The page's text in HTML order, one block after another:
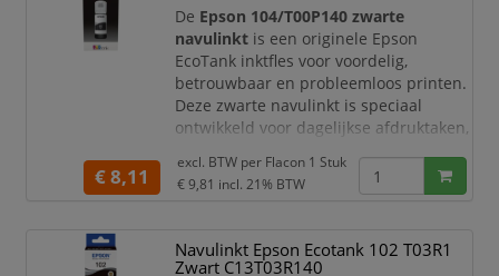
Met de originele Brother LC-3217BK i
De Epson 104/T00P140 zwarte
navulinkt is een originele Epson
EcoTank inktfles voor voordelig,
betrouwbaar en probleemloos printen.
Deze zwarte navulinkt is speciaal
ontwikkeld voor dagelijkse afdruktaken,
schoolwerk, administratie, tickets en
rapporten. Dankzij de hoge
voor thuisgebruik, thuiswerkplekken en
kleine kantoren waar regelmatig wordt
€ 8,11
excl. BTW per Flacon 1 Stuk
€ 9,81 incl. 21% BTW
Navulinkt Epson Ecotank 102 T03R1
Zwart C13T03R140